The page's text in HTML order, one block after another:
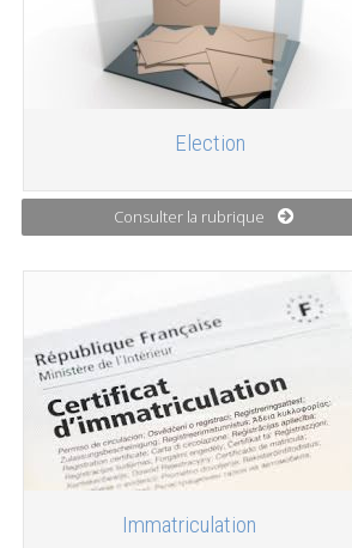
Election
Consulter la rubrique
Immatriculation